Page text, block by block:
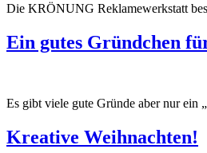
Die KRÖNUNG Reklamewerkstatt
Ein gutes Gründchen
Es gibt viele gute Gründe aber nur ein
Kreative Weihnachten!